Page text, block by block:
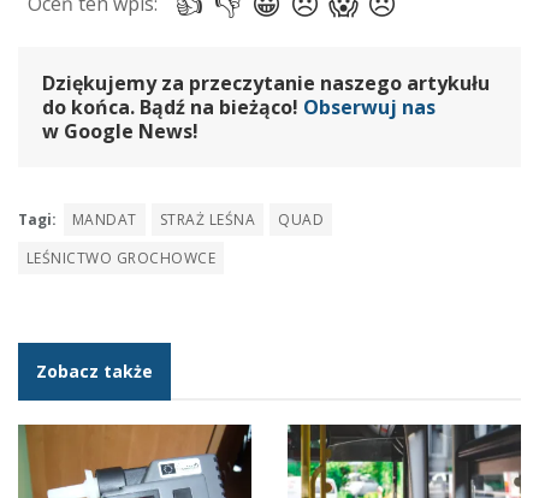
Dziękujemy za przeczytanie naszego artykułu
do końca. Bądź na bieżąco! Obserwuj nas
w Google News!
Tagi: MANDAT STRAŻ LEŚNA
QUAD
LEŚNICTWO GROCHOWCE
Zobacz także